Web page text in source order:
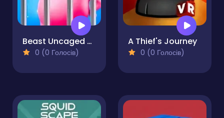
Beast Uncaged - Screw Puzzle
0 (0 Голосів)
A Thief's Journey
0 (0 Голосів)